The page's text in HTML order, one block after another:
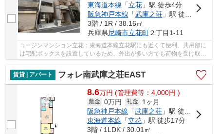
東海道本線 「立花」駅 徒歩4分
阪急神戸本線 「武庫之荘」駅 徒歩22分
3階 / 1R / 38.16㎡
兵庫県尼崎市立花町２丁目1-11
コージンマンション立花：東海道本線立花駅にも近くて便利。共用部に
は宅配ボックスを設置しているため、外出が多い方でも荷物を受け取る
ことができます。今引っ越しをお考えの方にお...
賃貸 | アパート
フォレ南武庫之荘EAST
8.6万円 (管理費等：4,000円 )
敷金 0万円 礼金
1ヶ月
阪急神戸本線 「武庫之荘 」駅 徒歩13分
東海道本線 「立花 」駅 徒歩17分
3階 / 1LDK / 30.01㎡